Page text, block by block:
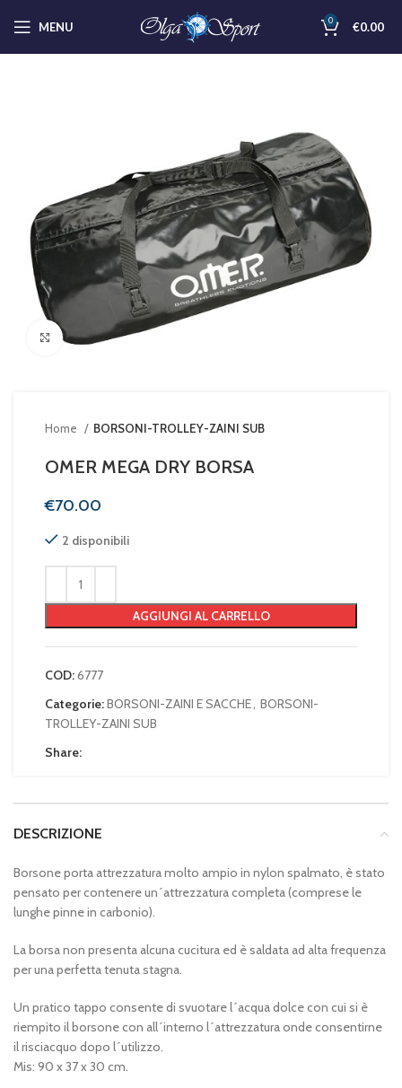
MENU 0 €0.00
Clicca per ingrandire
Home BORSONI-TROLLEY-ZAINI SUB
OMER MEGA DRY BORSA
€
2 disponibili
AGGIUNGI AL CARRELLO
COD:6777
Categorie:BORSONI-ZAINI E SACCHE, BORSONI-
TROLLEY-ZAINI SUB
Share:
DESCRIZIONE
Borsone porta attrezzatura molto ampio in nylon spalmato, è stato
pensato per contenere un´attrezzatura completa (comprese le
lunghe pinne in carbonio).
La borsa non presenta alcuna cucitura ed è saldata ad alta frequenza
per una perfetta tenuta stagna.
Un pratico tappo consente di svuotare l´acqua dolce con cui si è
riempito il borsone con all´interno l´attrezzatura onde consentirne
il risciacquo dopo l´utilizzo.
Mis: 90 x 37 x 30 cm.